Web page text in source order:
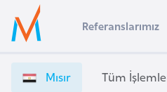
Ülke Seçimi
Başvuru yapmak istediğiniz ülkeyi seçin
Üye
Girişi
ı
Referanslarımız
Mısır Tüm
s
t
r
a